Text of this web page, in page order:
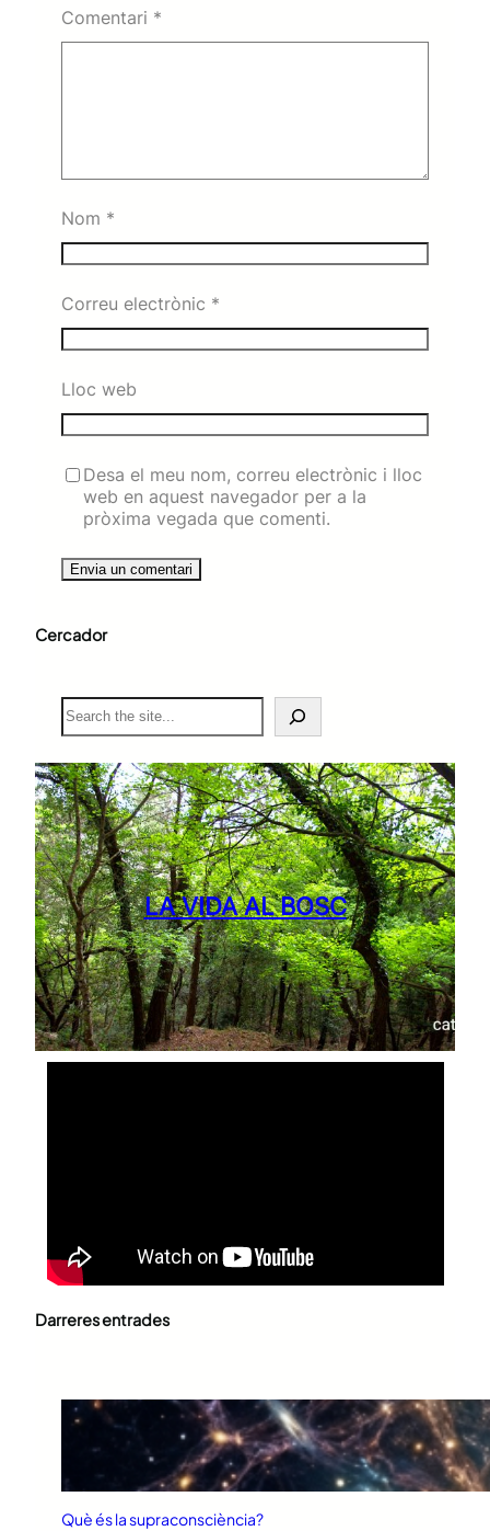
Comentari *
Nom *
Correu electrònic *
Lloc web
Desa el meu nom, correu electrònic i lloc
web en aquest navegador per a la
pròxima vegada que comenti.
Cercador
S
e
r
c
h
LA VIDA AL BOSC
Darreres entrades
Què és la supraconsciència?